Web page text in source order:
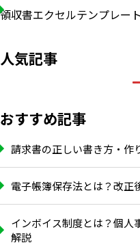
領収書エクセルテンプレート
人気記事
おすすめ記事
請求書の正しい書き方・作
電子帳簿保存法とは？改正
インボイス制度とは？個人
解説